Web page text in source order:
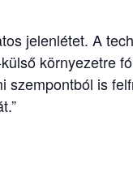
jelenlétet. A
környezetre
szempontból is